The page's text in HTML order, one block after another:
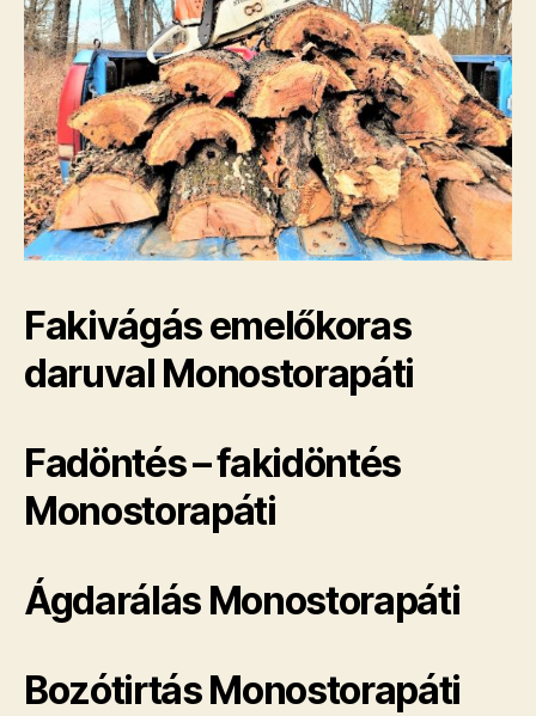
Fakivágás emelőkoras
daruval Monostorapáti
Fadöntés – fakidöntés
Monostorapáti
Ágdarálás Monostorapáti
Bozótirtás Monostorapáti